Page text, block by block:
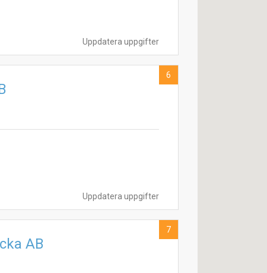
Uppdatera uppgifter
Uppdatera uppgifter
6
AB
7